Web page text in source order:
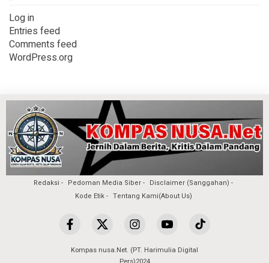
Log in
Entries feed
Comments feed
WordPress.org
Redaksi Pedoman Media Siber
Disclaimer (Sanggahan)
Kode Etik
Tentang Kami(About Us)
Kompas nusa.Net. (PT. Harimulia Digital